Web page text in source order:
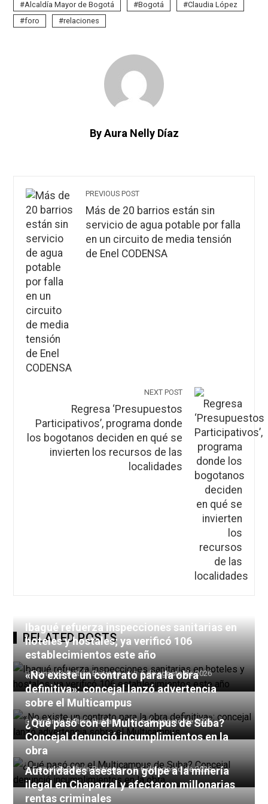
Alcaldía Mayor de Bogotá Bogotá
Claudia López
foro
relaciones
By Aura Nelly Díaz
PREVIOUS POST
Más de 20 barrios están sin
servicio de agua potable por falla
en un circuito de media tensión
de Enel CODENSA
NEXT POST
Regresa ‘Presupuestos
Participativos’, programa donde
los bogotanos deciden en qué se
invierten los recursos de las
localidades
RELATED POSTS
Ibagué refuerza inspecciones sanitarias en
hoteles y hostales; ya verificó 106
establecimientos este año
Fernanda Beltrán Buitrago 6 de agosto de 2026
«No existe un contrato para la obra
definitiva»: concejal lanzó advertencia
sobre el Multicampus
Fernanda Beltrán Buitrago 6 de agosto de 2026
¿Qué pasó con el Multicampus de Suba?
Concejal denunció incumplimientos en la
obra
Fernanda Beltrán Buitrago 6 de agosto de 2026
Autoridades asestaron golpe a la minería
ilegal en Chaparral y afectaron millonarias
rentas criminales